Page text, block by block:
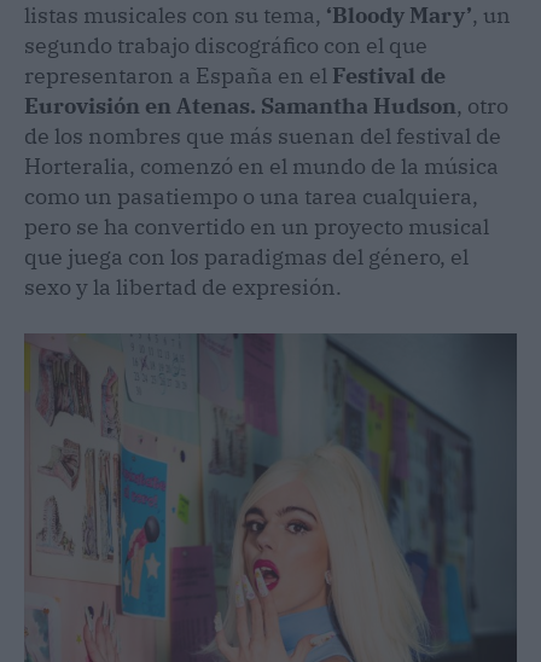
listas musicales con su tema, ‘Bloody Mary’, un
segundo trabajo discográfico con el que
representaron a España en el Festival de
Eurovisión en Atenas. Samantha Hudson, otro
de los nombres que más suenan del festival de
Horteralia, comenzó en el mundo de la música
como un pasatiempo o una tarea cualquiera,
pero se ha convertido en un proyecto musical
que juega con los paradigmas del género, el
sexo y la libertad de expresión.